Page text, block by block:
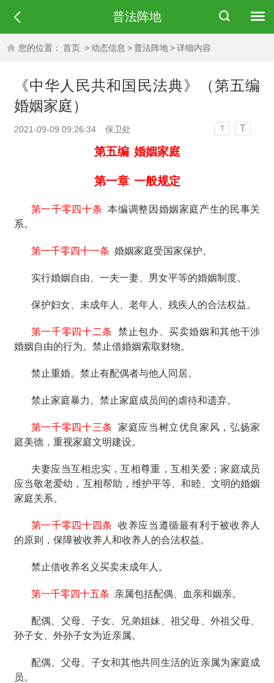
普法阵地
您的位置： 首页 >动态信息 >普法阵地>详细内容
《中华人民共和国民法典》（第五编
婚姻家庭）
2021-09-09 09:26:34 保卫处 T T
第五编 婚姻家庭
第一章 一般规定
第一千零四十条
本编调整因婚姻家庭产生的民事关
系。
第一千零四十一条 婚姻家庭受国家保护。
实行婚姻自由、一夫一妻、男女平等的婚姻制度。
保护妇女、未成年人、老年人、残疾人的合法权益。
第一千零四十二条
禁止包办、买卖婚姻和其他干涉
婚姻自由的行为。禁止借婚姻索取财物。
禁止重婚。禁止有配偶者与他人同居。
禁止家庭暴力。禁止家庭成员间的虐待和遗弃。
第一千零四十三条
家庭应当树立优良家风，弘扬家
庭美德，重视家庭文明建设。
夫妻应当互相忠实，互相尊重，互相关爱；家庭成员
应当敬老爱幼，互相帮助，维护平等、和睦、文明的婚姻
家庭关系。
第一千零四十四条
收养应当遵循最有利于被收养人
的原则，保障被收养人和收养人的合法权益。
禁止借收养名义买卖未成年人。
第一千零四十五条 亲属包括配偶、血亲和姻亲。
配偶、父母、子女、兄弟姐妹、祖父母、外祖父母、
孙子女、外孙子女为近亲属。
配偶、父母、子女和其他共同生活的近亲属为家庭成
员。